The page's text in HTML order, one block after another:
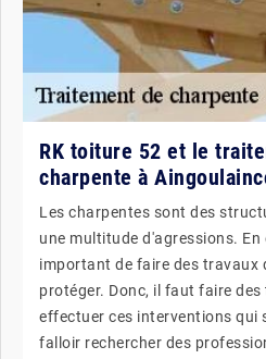
RK toiture 52 et le
charpente à
Les charpentes sont des
une multitude d'agressions.
important de faire des travaux
protéger. Donc, il faut faire
effectuer ces interventions qui
falloir rechercher des